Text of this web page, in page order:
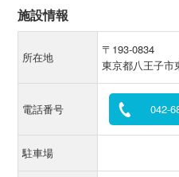
施設情報
所在地
〒193-0834
東京都八王子市
電話番号 042-
駐車場